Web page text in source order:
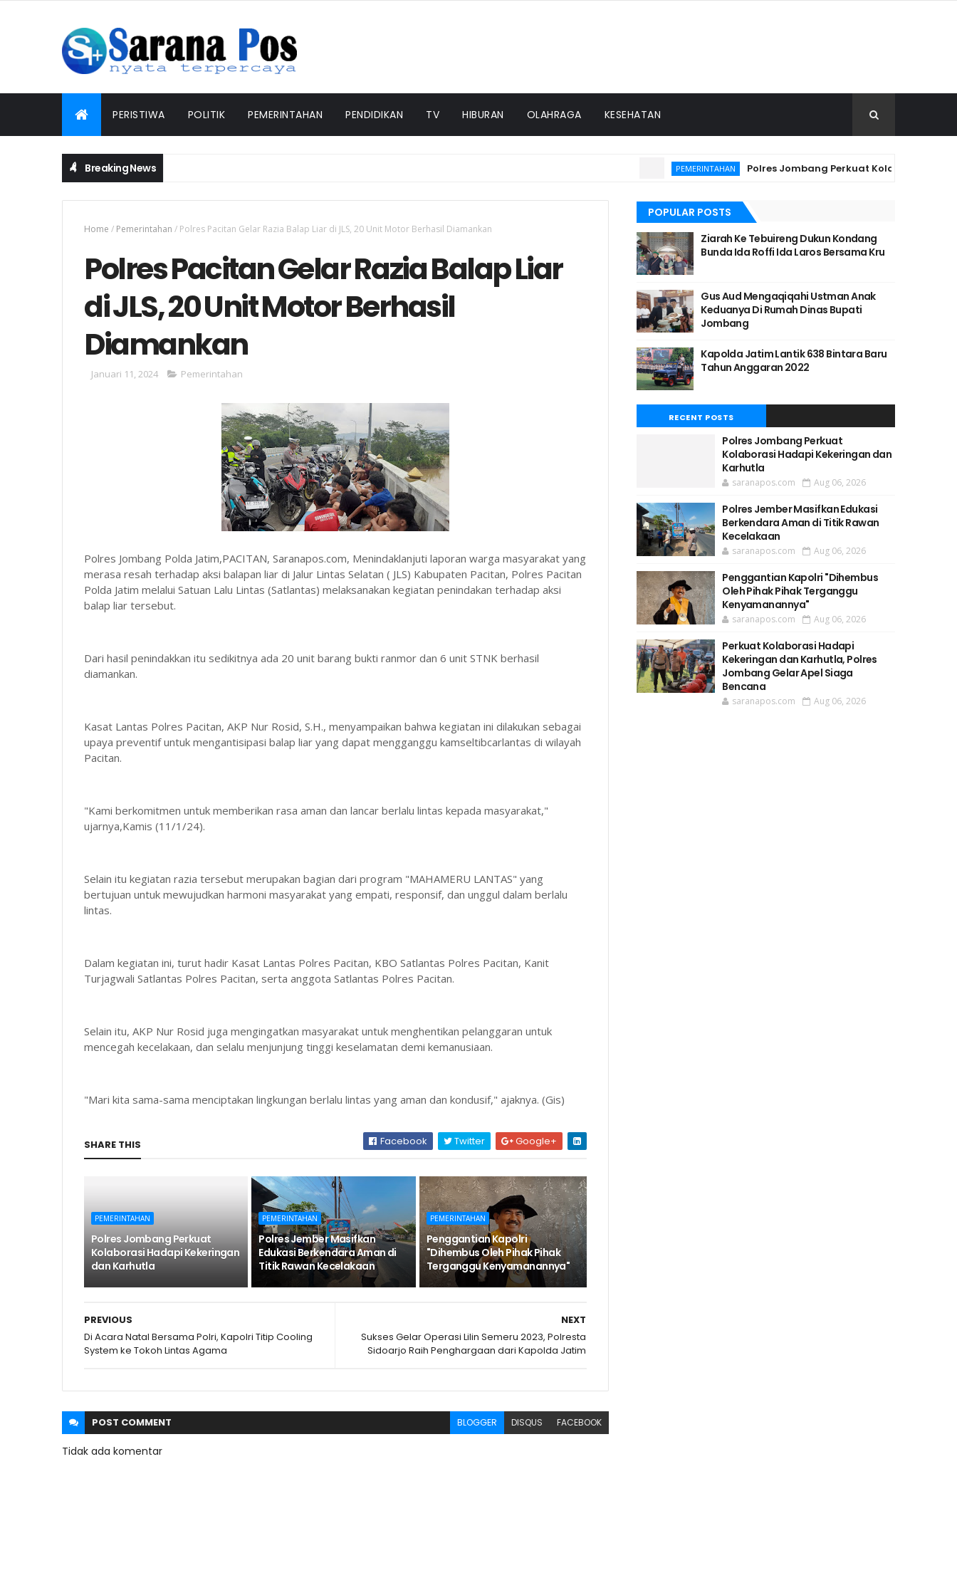
PERISTIWA POLITIK PEMERINTAHAN PENDIDIKAN TV HIBURAN OLAHRAGA KESEHATAN
Breaking News PEMERINTAHAN Polres Jombang Perkuat Kolaborasi Hadapi
Home / Pemerintahan / Polres Pacitan Gelar Razia Balap Liar di JLS, 20 Unit Motor Berhasil Diamankan
Polres Pacitan Gelar Razia Balap Liar
di JLS, 20 Unit Motor Berhasil
Diamankan
Januari 11, 2024 Pemerintahan
Polres Jombang Polda Jatim,PACITAN, Saranapos.com, Menindaklanjuti laporan warga masyarakat yang
merasa resah terhadap aksi balapan liar di Jalur Lintas Selatan ( JLS) Kabupaten Pacitan, Polres Pacitan
Polda Jatim melalui Satuan Lalu Lintas (Satlantas) melaksanakan kegiatan penindakan terhadap aksi
balap liar tersebut.
Dari hasil penindakkan itu sedikitnya ada 20 unit barang bukti ranmor dan 6 unit STNK berhasil
diamankan.
Kasat Lantas Polres Pacitan, AKP Nur Rosid, S.H., menyampaikan bahwa kegiatan ini dilakukan sebagai
upaya preventif untuk mengantisipasi balap liar yang dapat mengganggu kamseltibcarlantas di wilayah
Pacitan.
"Kami berkomitmen untuk memberikan rasa aman dan lancar berlalu lintas kepada masyarakat,"
ujarnya,Kamis (11/1/24).
Selain itu kegiatan razia tersebut merupakan bagian dari program "MAHAMERU LANTAS" yang
bertujuan untuk mewujudkan harmoni masyarakat yang empati, responsif, dan unggul dalam berlalu
lintas.
Dalam kegiatan ini, turut hadir Kasat Lantas Polres Pacitan, KBO Satlantas Polres Pacitan, Kanit
Turjagwali Satlantas Polres Pacitan, serta anggota Satlantas Polres Pacitan.
Selain itu, AKP Nur Rosid juga mengingatkan masyarakat untuk menghentikan pelanggaran untuk
mencegah kecelakaan, dan selalu menjunjung tinggi keselamatan demi kemanusiaan.
"Mari kita sama-sama menciptakan lingkungan berlalu lintas yang aman dan kondusif," ajaknya. (Gis)
SHARE THIS Facebook Twitter Google+
PEMERINTAHAN
Polres Jombang Perkuat
Kolaborasi Hadapi Kekeringan
dan Karhutla
PEMERINTAHAN
Polres Jember Masifkan
Edukasi Berkendara Aman di
Titik Rawan Kecelakaan
PEMERINTAHAN
Penggantian Kapolri
"Dihembus Oleh Pihak Pihak
Terganggu Kenyamanannya"
NEXT
Sukses Gelar Operasi Lilin Semeru 2023, Polresta
Sidoarjo Raih Penghargaan dari Kapolda Jatim
PREVIOUS
Di Acara Natal Bersama Polri, Kapolri Titip Cooling
System ke Tokoh Lintas Agama
POST COMMENT BLOGGER DISQUS FACEBOOK
Tidak ada komentar
POPULAR POSTS
Ziarah Ke Tebuireng Dukun Kondang
Bunda Ida Roffi Ida Laros Bersama Kru
Gus Aud Mengaqiqahi Ustman Anak
Keduanya Di Rumah Dinas Bupati
Jombang
Kapolda Jatim Lantik 638 Bintara Baru
Tahun Anggaran 2022
RECENT POSTS
Polres Jombang Perkuat
Kolaborasi Hadapi Kekeringan dan
Karhutla
saranapos.com Aug 06, 2026
Polres Jember Masifkan Edukasi
Berkendara Aman di Titik Rawan
Kecelakaan
saranapos.com Aug 06, 2026
Penggantian Kapolri "Dihembus
Oleh Pihak Pihak Terganggu
Kenyamanannya"
saranapos.com Aug 06, 2026
Perkuat Kolaborasi Hadapi
Kekeringan dan Karhutla, Polres
Jombang Gelar Apel Siaga
Bencana
saranapos.com Aug 06, 2026